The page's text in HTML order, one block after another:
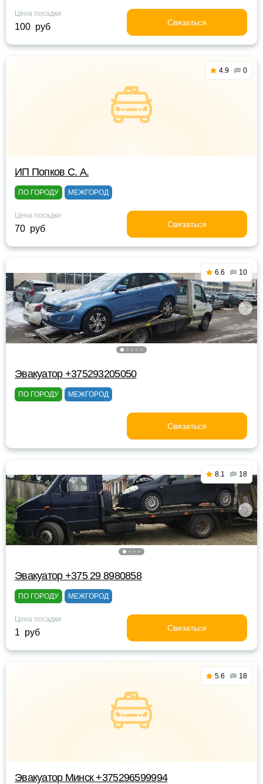
Цена посадки
100 руб Связаться
4.9 0
ИП Попков С. А.
ПО ГОРОДУ МЕЖГОРОД
Цена посадки
70 руб Связаться
6.6 10
Эвакуатор +375293205050
ПО ГОРОДУ МЕЖГОРОД
Связаться
8.1 18
Эвакуатор +375 29 8980858
ПО ГОРОДУ МЕЖГОРОД
Цена посадки
1 руб Связаться
5.6 18
Эвакуатор Минск +375296599994